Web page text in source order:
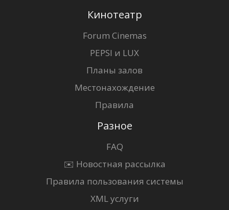
Кинотеатр
Forum Cinemas
PEPSI и LUX
Планы залов
Местонахождение
Правила
Разное
FAQ
✉️ Новостная рассылка
Правила пользования системы
XML услуги